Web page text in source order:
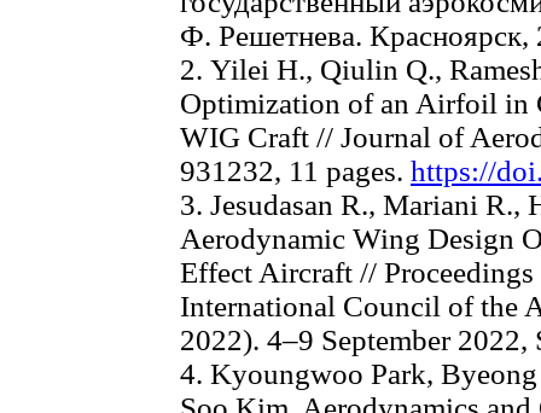
Ф. Решетнева. Красноярск,
2. Yilei H., Qiulin Q.,
Optimization of an Airfoil in
WIG Craft // Journal of
931232, 11 pages. https://
3. Jesudasan R., Mariani
Aerodynamic Wing Design
Effect Aircraft //
International Council of the
2022). 4–9 September
4. Kyoungwoo Park,